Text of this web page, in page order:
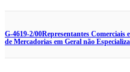
G-4619-2/00Representantes Comerciais
de Mercadorias em Geral não